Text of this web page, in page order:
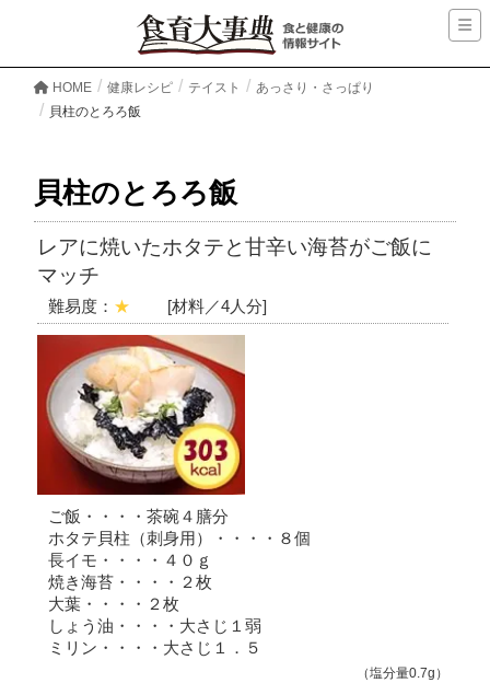
HOME 健康レシピ テイスト
あっさり・さっぱり
貝柱のとろろ飯
貝柱のとろろ飯
レアに焼いたホタテと甘辛い海苔がご飯に
マッチ
難易度： ★ [材料／4人分]
ご飯・・・・茶碗４膳分
ホタテ貝柱（刺身用）・・・・８個
長イモ・・・・４０ｇ
焼き海苔・・・・２枚
大葉・・・・２枚
しょう油・・・・大さじ１弱
ミリン・・・・大さじ１．５
（塩分量0.7g）